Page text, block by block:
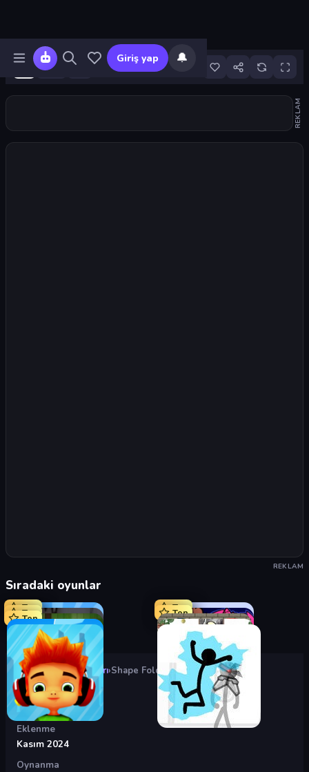
Giriş yap 🔔
1
REKLAM
REKLAM
Sıradaki oyunlar
Top Top
Top Top
Top
Oyunlar›Friv Oyunları›Shape Fold
Shape Fold
Eklenme
Kasım 2024
Oynanma